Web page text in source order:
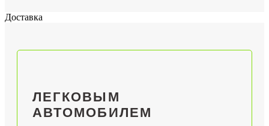
Доставка
ЛЕГКОВЫМ
АВТОМОБИЛЕМ